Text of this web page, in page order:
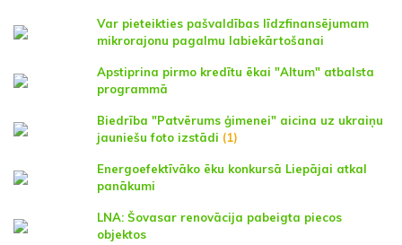
Var pieteikties pašvaldības līdzfinansējumam
mikrorajonu pagalmu labiekārtošanai
Apstiprina pirmo kredītu ēkai "Altum" atbalsta
programmā
Biedrība "Patvērums ģimenei" aicina uz ukraiņu
jauniešu foto izstādi (1)
Energoefektīvāko ēku konkursā Liepājai atkal
panākumi
LNA: Šovasar renovācija pabeigta piecos
objektos